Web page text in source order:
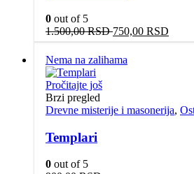
0 out of 5
1.500,00RSDOriginalna
cena
je
bila:
750,00 RSD
cena
Nema na zalihama
Pročitajte još
Brzi pregled
Drevne misterije i masonerija,
Templari
0 out of 5